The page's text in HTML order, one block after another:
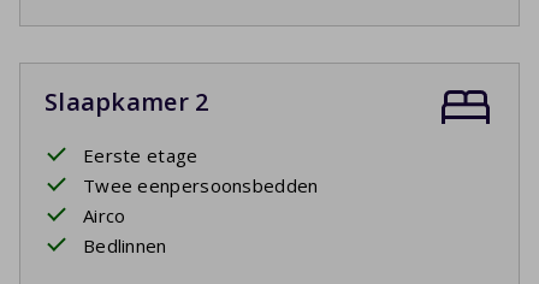
Slaapkamer 2
Eerste etage
Twee eenpersoonsbedden
Airco
Bedlinnen